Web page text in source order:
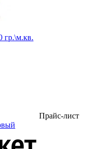
гр.\м.кв.
Прайс-лист